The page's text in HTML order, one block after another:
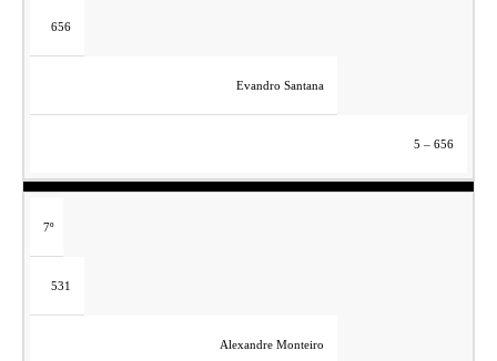
656
Evandro Santana
5 – 656
7º
531
Alexandre Monteiro